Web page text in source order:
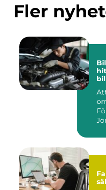
Fler
bil